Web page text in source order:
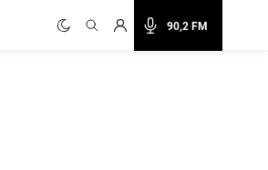
90,2 FM